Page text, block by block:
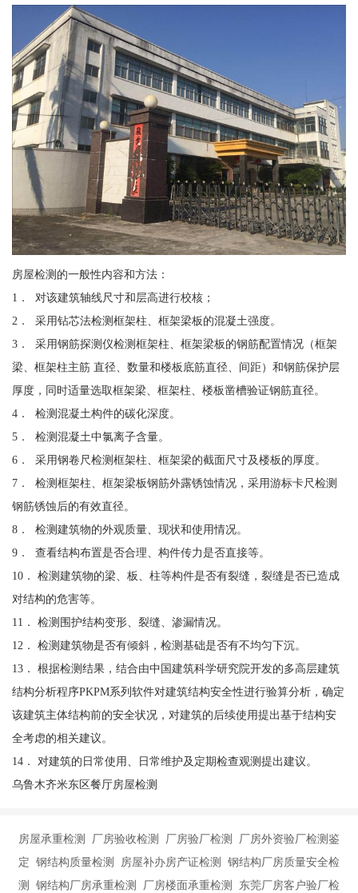
房屋检测的一般性内容和方法：
1． 对该建筑轴线尺寸和层高进行校核；
2． 采用钻芯法检测框架柱、框架梁板的混凝土强度。
3． 采用钢筋探测仪检测框架柱、框架梁板的钢筋配置情况（框架
梁、框架柱主筋 直径、数量和楼板底筋直径、间距）和钢筋保护层
厚度，同时适量选取框架梁、框架柱、楼板凿槽验证钢筋直径。
4． 检测混凝土构件的碳化深度。
5． 检测混凝土中氯离子含量。
6． 采用钢卷尺检测框架柱、框架梁的截面尺寸及楼板的厚度。
7． 检测框架柱、框架梁板钢筋外露锈蚀情况，采用游标卡尺检测
钢筋锈蚀后的有效直径。
8． 检测建筑物的外观质量、现状和使用情况。
9． 查看结构布置是否合理、构件传力是否直接等。
10． 检测建筑物的梁、板、柱等构件是否有裂缝，裂缝是否已造成
对结构的危害等。
11． 检测围护结构变形、裂缝、渗漏情况。
12． 检测建筑物是否有倾斜，检测基础是否有不均匀下沉。
13． 根据检测结果，结合由中国建筑科学研究院开发的多高层建筑
结构分析程序PKPM系列软件对建筑结构安全性进行验算分析，确定
该建筑主体结构前的安全状况，对建筑的后续使用提出基于结构安
全考虑的相关建议。
14． 对建筑的日常使用、日常维护及定期检查观测提出建议。
乌鲁木齐米东区餐厅房屋检测
房屋承重检测 厂房验收检测 厂房验厂检测 厂房外资验厂检测鉴
定 钢结构质量检测 房屋补办房产证检测 钢结构厂房质量安全检
测 钢结构厂房承重检测 厂房楼面承重检测 东莞厂房客户验厂检